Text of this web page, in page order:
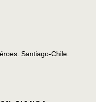
Santiago-Chile.